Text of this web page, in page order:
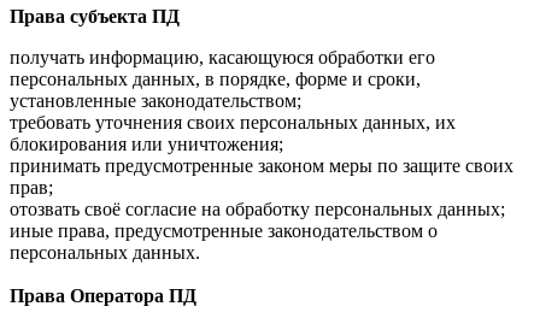
Права субъекта ПД
получать информацию, касающуюся обработки его
персональных данных, в порядке, форме и сроки,
установленные законодательством;
требовать уточнения своих персональных данных, их
блокирования или уничтожения;
принимать предусмотренные законом меры по защите своих
прав;
отозвать своё согласие на обработку персональных данных;
иные права, предусмотренные законодательством о
персональных данных.
Права Оператора ПД